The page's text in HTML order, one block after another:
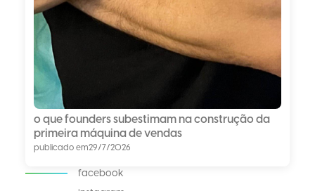
o que founders subestimam na construção da
primeira máquina de vendas
publicado em29/7/2026
facebook